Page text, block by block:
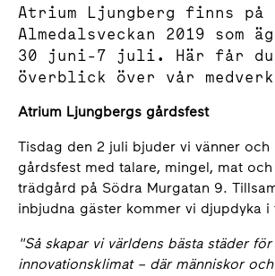
Atrium Ljungberg finns på
Almedalsveckan 2019 som
30 juni-7 juli. Här får du
överblick över vår
Atrium Ljungbergs gårdsfest
Tisdag den 2 juli bjuder vi vänner och
gårdsfest med talare, mingel, mat
trädgård på Södra Murgatan 9.
inbjudna gäster kommer vi djupdyka i
"Så skapar vi världens bästa städer
innovationsklimat – där människor